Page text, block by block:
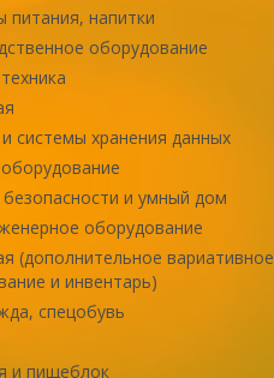
питания, напитки
оборудование
системы хранения данных
и умный дом
оборудование
(дополнительное вариативное
и инвентарь)
спецобувь
и пищеблок